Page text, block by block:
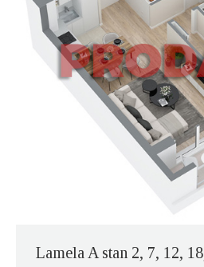
Lamela A stan 2, 7, 12,